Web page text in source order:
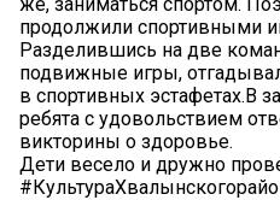
продолжили спортивными
Разделившись на две
подвижные игры,
в спортивных эстафетах.В
ребята с удовольствием
викторины о здоровье.
Дети весело и дружно